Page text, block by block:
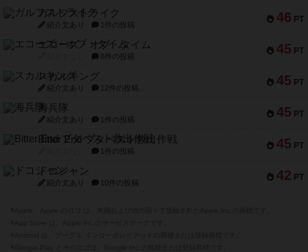
46 PT
ガルフストライク
紹介文あり 1件の投稿
45 PT
エコーズ・オブ・タイム
8件の投稿
45 PT
スカルキング
紹介文あり 12件の投稿
45 PT
海兵隊
紹介文あり 1件の投稿
45 PT
Bitter End ブタペスト救出作戦
1件の投稿
42 PT
ドコジャン
紹介文あり 10件の投稿